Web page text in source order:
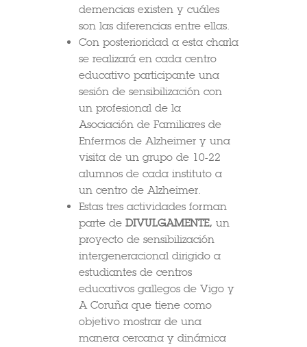
demencias existen y cuáles
son las diferencias entre ellas.
Con posterioridad a esta charla
se realizará en cada centro
educativo participante una
sesión de sensibilización con
un profesional de la
Asociación de Familiares de
Enfermos de Alzheimer y una
visita de un grupo de 10-22
alumnos de cada instituto a
un centro de Alzheimer.
Estas tres actividades forman
parte de DIVULGAMENTE,un
proyecto de sensibilización
intergeneracional dirigido a
estudiantes de centros
educativos gallegos de Vigo y
A Coruña que tiene como
objetivo mostrar de una
manera cercana y dinámica